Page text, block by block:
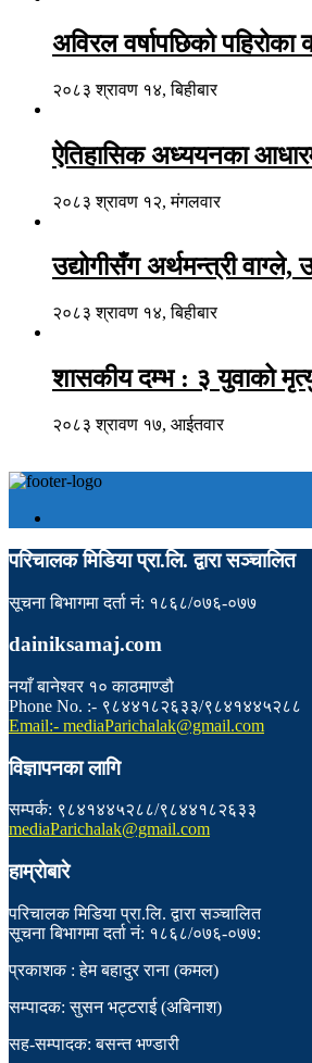
अविरल वर्षापछिको
२०८३ श्रावण १४, बिहीबार
ऐतिहासिक अध्ययनका
२०८३ श्रावण १२, मंगलवार
उद्योगीसँग अर्थमन्त्री
२०८३ श्रावण १४, बिहीबार
शासकीय दम्भ : ३ युवाको
२०८३ श्रावण १७, आईतवार
परिचालक मिडिया प्रा.लि. द्वारा सञ्चालित
सूचना बिभागमा दर्ता नं: १८६८/०७६-०७७
dainiksamaj.com
नयाँ बानेश्वर १० काठमाण्डौ
Phone No. :- ९८४४१८२६३३/९८४१४४५२८८
Email:- mediaParichalak@gmail.com
विज्ञापनका लागि
सम्पर्क: ९८४१४४५२८८/९८४४१८२६३३
mediaParichalak@gmail.com
हाम्राेबारे
परिचालक मिडिया प्रा.लि. द्वारा सञ्चालित
सूचना बिभागमा दर्ता नं: १८६८/०७६-०७७:
प्रकाशक : हेम बहादुर राना (कमल)
सम्पादक: सुसन भट्टराई (अबिनाश)
सह-सम्पादक: बसन्त भण्डारी